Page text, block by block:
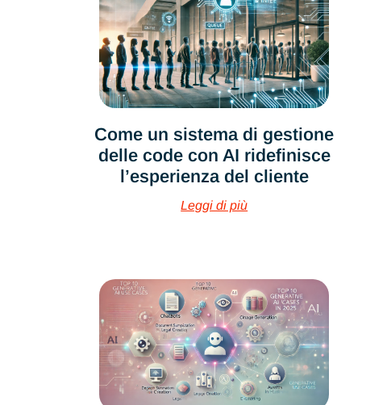
Come un sistema di gestione
delle code con AI ridefinisce
l’esperienza del cliente
Leggi di più